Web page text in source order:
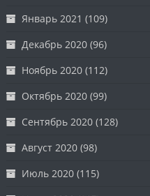
Январь 2021 (109)
Декабрь 2020 (96)
Ноябрь 2020 (112)
Октябрь 2020 (99)
Сентябрь 2020 (128)
Август 2020 (98)
Июль 2020 (115)